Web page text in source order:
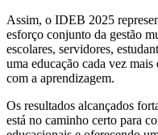
Assim, o IDEB 2025
esforço conjunto da gestão
escolares, servidores,
uma educação cada vez
com a aprendizagem.
Os resultados alcançados
está no caminho certo para